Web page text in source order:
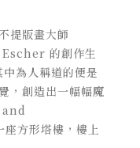
提版畫大師
的創作生
為人稱道的便是
，創造出一幅幅魔
座方形塔樓，樓上